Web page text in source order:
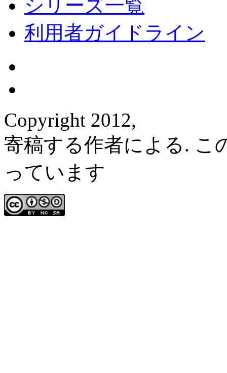
シリーズ一覧
利用者ガイドライン
Copyright 2012,
寄稿する作者による. こ
っています